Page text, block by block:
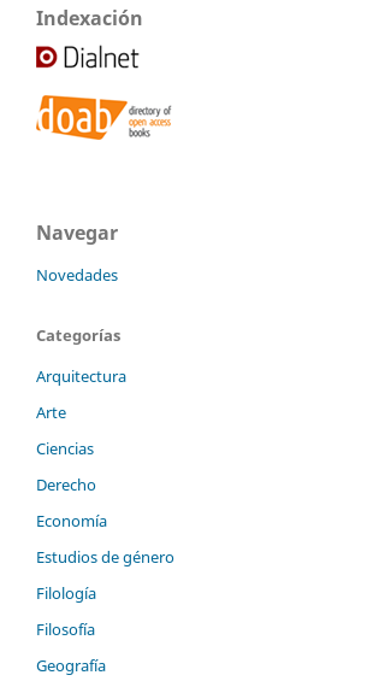
Indexación
Navegar
Novedades
Categorías
Arquitectura
Arte
Ciencias
Derecho
Economía
Estudios de género
Filología
Filosofía
Geografía